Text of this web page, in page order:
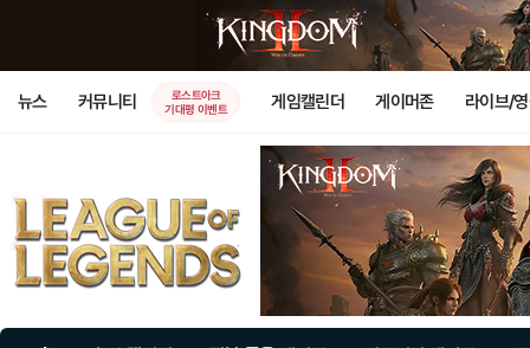
뉴스 커뮤니티
로스트아크
기대평 이벤트
게임캘린더 게이머존 라이브/